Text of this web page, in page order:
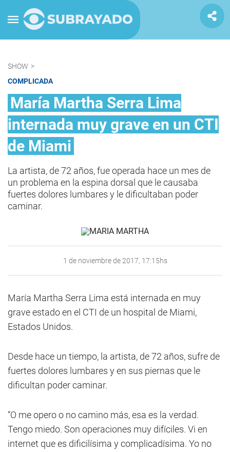
SHOW >
COMPLICADA
María Martha Serra Lima
internada muy grave en un CTI
de Miami
La artista, de 72 años, fue operada hace un mes de
un problema en la espina dorsal que le causaba
fuertes dolores lumbares y le dificultaban poder
caminar.
1 de noviembre de 2017, 17:15hs
María Martha Serra Lima está internada en muy
grave estado en el CTI de un hospital de Miami,
Estados Unidos.
Desde hace un tiempo, la artista, de 72 años, sufre de
fuertes dolores lumbares y en sus piernas que le
dificultan poder caminar.
“O me opero o no camino más, esa es la verdad.
Tengo miedo. Son operaciones muy difíciles. Vi en
internet que es dificilísima y complicadísima. Yo no